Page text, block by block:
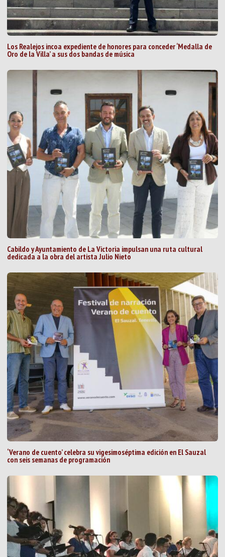
Los Realejos incoa expediente de honores para conceder ‘Medalla de
Oro de la Villa’ a sus dos bandas de música
Cabildo y Ayuntamiento de La Victoria impulsan una ruta cultural
dedicada a la obra del artista Julio Nieto
‘Verano de cuento’ celebra su vigesimoséptima edición en El Sauzal
con seis semanas de programación